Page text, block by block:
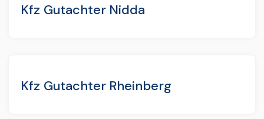
Kfz Gutachter Nidda
Kfz Gutachter Rheinberg